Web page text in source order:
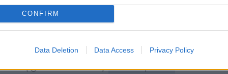
CONFIRM
Data Deletion Data Access Privacy Policy
A Pentagon source told Al Jazeera: B-52
(@WarMonitors)June 17, 2025